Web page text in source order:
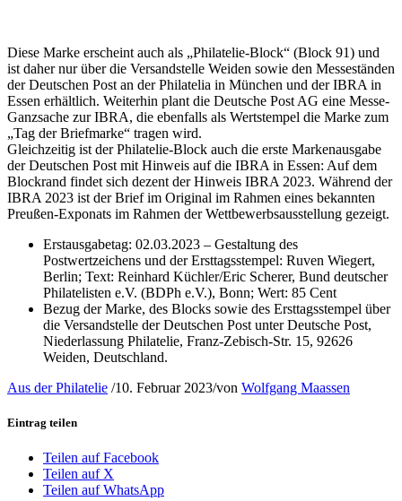
Diese Marke erscheint auch als „Philatelie-Block“ (Block 91) und
ist daher nur über die Versandstelle Weiden sowie den Messeständen
der Deutschen Post an der Philatelia in München und der IBRA in
Essen erhältlich. Weiterhin plant die Deutsche Post AG eine Messe-
Ganzsache zur IBRA, die ebenfalls als Wertstempel die Marke zum
„Tag der Briefmarke“ tragen wird.
Gleichzeitig ist der Philatelie-Block auch die erste Markenausgabe
der Deutschen Post mit Hinweis auf die IBRA in Essen: Auf dem
Blockrand findet sich dezent der Hinweis IBRA 2023. Während der
IBRA 2023 ist der Brief im Original im Rahmen eines bekannten
Preußen-Exponats im Rahmen der Wettbewerbsausstellung gezeigt.
Erstausgabetag: 02.03.2023 – Gestaltung des
Postwertzeichens und der Ersttagsstempel: Ruven Wiegert,
Berlin; Text: Reinhard Küchler/Eric Scherer, Bund deutscher
Philatelisten e.V. (BDPh e.V.), Bonn; Wert: 85 Cent
Bezug der Marke, des Blocks sowie des Ersttagsstempel über
die Versandstelle der Deutschen Post unter Deutsche Post,
Niederlassung Philatelie, Franz-Zebisch-Str. 15, 92626
Weiden, Deutschland.
Aus der Philatelie /10. Februar 2023/von Wolfgang Maassen
Eintrag teilen
Teilen auf Facebook
Teilen auf X
Teilen auf WhatsApp